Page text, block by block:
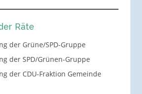
Räte
der Grüne/SPD-Gruppe
der SPD/Grünen-Gruppe
der CDU-Fraktion Gemeinde